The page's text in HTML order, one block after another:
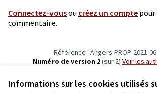
Informations sur les cookies utilisés
Connectez-vousou créez un compte
commentaire.
Référence : Angers-PROP-2021-
Numéro de version 2(sur 2)
voir les